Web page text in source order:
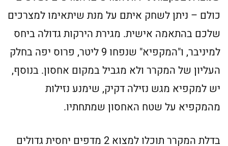
כולם – ניתן לשחק איתם על מנת שיתאימו למצרכים
שלכם בהתאמה אישית. מגירת הירקות גדולה ביחס
למיניבר, ו"המקפיא" שנפחו 9 ליטר, פרוס יפה בחלק
העליון של המקרר ולא מגביל במקום אחסון. בנוסף,
יש למקפיא מגש נזילה דקיק, שימנע נזילות
מהמקפיא על שטח האחסון שמתחתיו.
בדלת המקרר תוכלו למצוא 2 מדפים יחסית גדולים